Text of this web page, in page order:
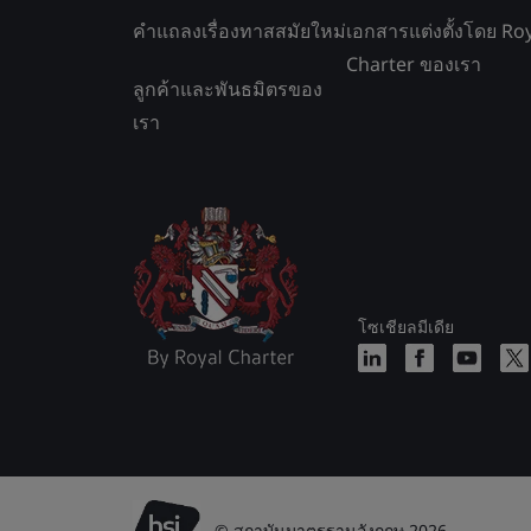
คำแถลงเรื่องทาสสมัยใหม่
ลูกค้าและพันธมิตรของ
เรา
เอกสารแต่งตั้งโดย
Charter ของเรา
โซเชียลมีเดีย